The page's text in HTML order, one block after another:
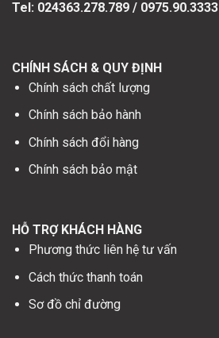
Tel: 024363.278.789 / 0975.90.3333
CHÍNH SÁCH & QUY ĐỊNH
Chính sách chất lượng
Chính sách bảo hành
Chính sách đổi hàng
Chính sách bảo mật
HỖ TRỢ KHÁCH HÀNG
Phương thức liên hệ tư vấn
Cách thức thanh toán
Sơ đồ chỉ đường